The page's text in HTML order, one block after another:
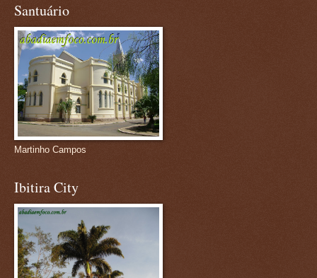
Santuário
Martinho Campos
Ibitira City